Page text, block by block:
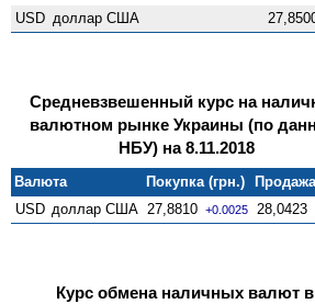
USD доллар США
Средневзвешенный курс на
валютном рынке Украины (по
НБУ) на 8.11.2018
Валюта Покупка (грн.)
USD доллар США 27,8810 +0.0025 28,0423
Курс обмена наличных валют в